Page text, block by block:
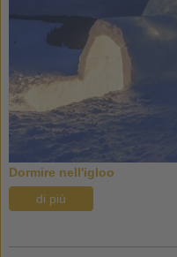
Dormire nell'igloo
di più